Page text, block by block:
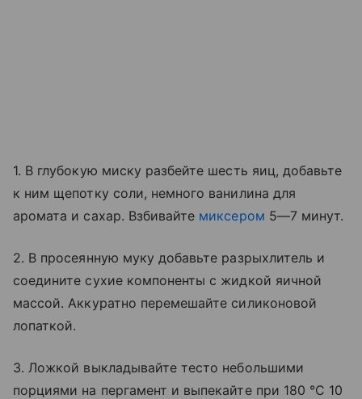
1. В глубокую миску разбейте шесть яиц, добавьте
к ним щепотку соли, немного ванилина для
аромата и сахар. Взбивайте миксером 5—7 минут.
2. В просеянную муку добавьте разрыхлитель и
соедините сухие компоненты с жидкой яичной
массой. Аккуратно перемешайте силиконовой
лопаткой.
3. Ложкой выкладывайте тесто небольшими
порциями на пергамент и выпекайте при 180 °C 10